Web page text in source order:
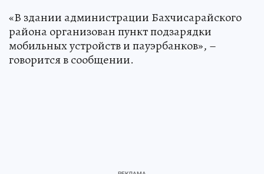
«В здании администрации Бахчисарайского
района организован пункт подзарядки
мобильных устройств и пауэрбанков», –
говорится в сообщении.